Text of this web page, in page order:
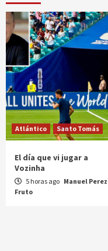
Atlántico Santo Tomás
El día que vi jugar a
Vozinha
5 horas ago Manuel Perez
Fruto